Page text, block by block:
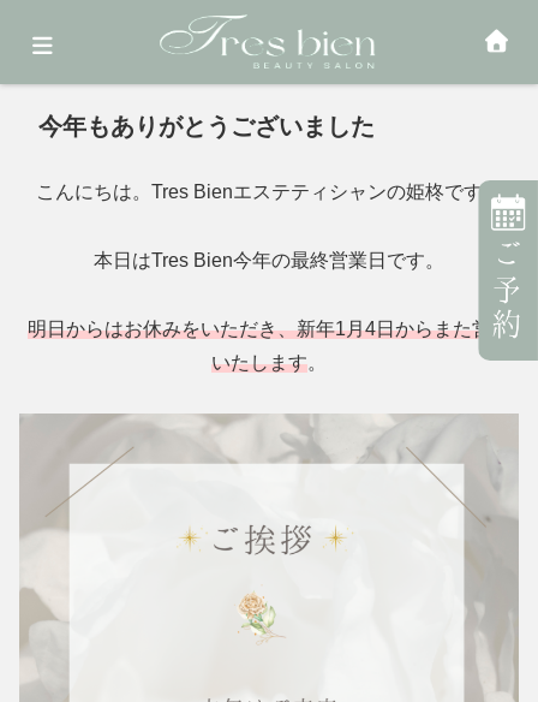
今年もありがとうございました
こんにちは。Tres Bienエステティシャンの姫柊です。
本日はTres Bien今年の最終営業日です。
明日からはお休みをいただき、新年1月4日からまた営業
いたします。